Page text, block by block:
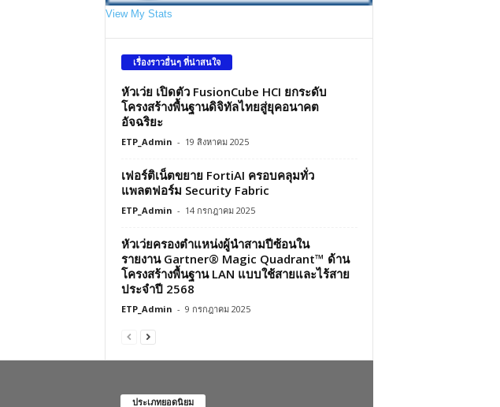
View My Stats
เรื่องราวอื่นๆ ที่น่าสนใจ
หัวเว่ย เปิดตัว FusionCube HCI ยกระดับ
โครงสร้างพื้นฐานดิจิทัลไทยสู่ยุคอนาคต
อัจฉริยะ
ETP_Admin - 19 สิงหาคม 2025
เฟอร์ติเน็ตขยาย FortiAI ครอบคลุมทั่ว
แพลตฟอร์ม Security Fabric
ETP_Admin - 14 กรกฎาคม 2025
หัวเว่ยครองตำแหน่งผู้นำสามปีซ้อนใน
รายงาน Gartner® Magic Quadrant™ ด้าน
โครงสร้างพื้นฐาน LAN แบบใช้สายและไร้สาย
ประจำปี 2568
ETP_Admin - 9 กรกฎาคม 2025
ประเภทยอดนิยม